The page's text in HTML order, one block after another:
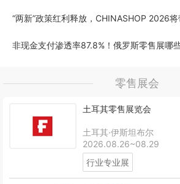
“两新”政策红利释放，CHINASHOP 2026
非现金支付渗透率87.8%！俄罗斯零售展哪
零售展会
土耳其零售展览会
土耳其·伊斯坦布尔
2026.08.26~08.29
行业专业展